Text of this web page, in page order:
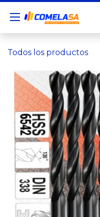
Todos los productos